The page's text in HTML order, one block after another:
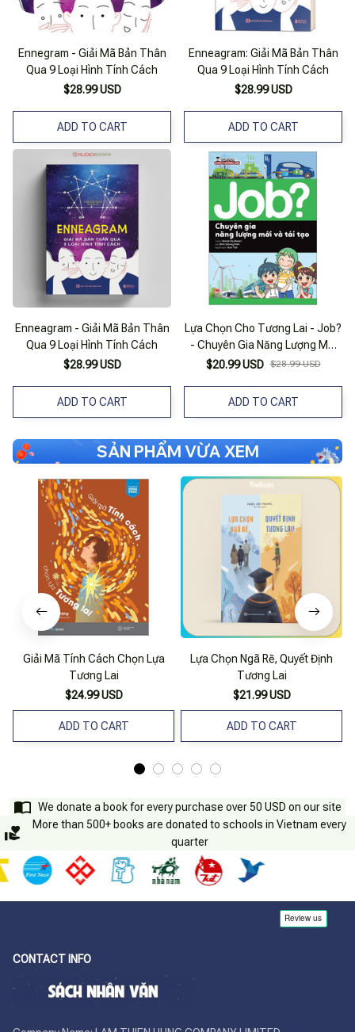
Ennegram - Giải Mã Bản Thân
Qua 9 Loại Hình Tính Cách
$28.99 USD
ADD TO CART
Enneagram: Giải Mã Bản Thân
Qua 9 Loại Hình Tính Cách
$28.99 USD
ADD TO CART
Enneagram - Giải Mã Bản Thân
Qua 9 Loại Hình Tính Cách
$28.99 USD
ADD TO CART
Lựa Chọn Cho Tương Lai - Job?
- Chuyên Gia Năng Lượng Mới
Và Tái Tạo
$20.99 USD $28.99 USD
ADD TO CART
SẢN PHẨM VỪA XEM
Giải Mã Tính Cách Chọn Lựa
Tương Lai
$24.99 USD
ADD TO CART
Lựa Chọn Ngã Rẽ, Quyết Định
Tương Lai
$21.99 USD
ADD TO CART
We donate a book for every purchase over 50 USD on our site
More than 500+ books are donated to schools in Vietnam every
quarter
CONTACT INFO